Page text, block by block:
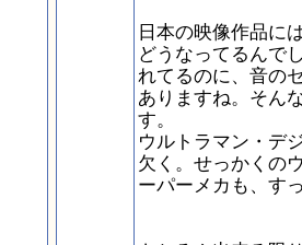
日本の映像作品に
どうなってるんで
れてるのに、音の
ありますね。そん
す。
ウルトラマン・デ
欠く。せっかくの
ーパーメカも、す